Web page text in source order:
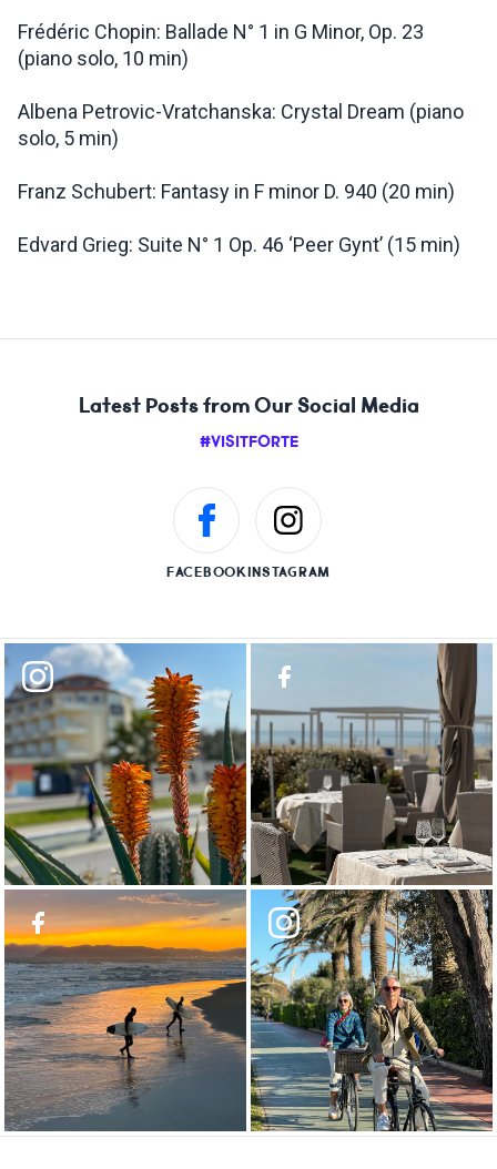
Frédéric Chopin: Ballade N° 1 in G Minor, Op. 23
(piano solo, 10 min)
Albena Petrovic-Vratchanska: Crystal Dream (piano
solo, 5 min)
Franz Schubert: Fantasy in F minor D. 940 (20 min)
Edvard Grieg: Suite N° 1 Op. 46 ‘Peer Gynt’ (15 min)
Latest Posts from Our Social Media
#VISITFORTE
FACEBOOKINSTAGRAM